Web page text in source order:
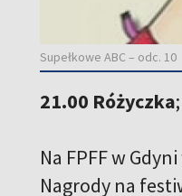
Supełkowe ABC – odc. 10
21.00 Różyczka
Na FPFF w
Nagrody na